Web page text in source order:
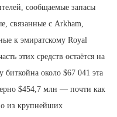
сообщаемые запасы
связанные с Arkham,
к эмиратскому Royal
этих средств остаётся на
около $67 041 эта
$454,7 млн — почти как
из крупнейших